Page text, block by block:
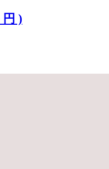
円 )